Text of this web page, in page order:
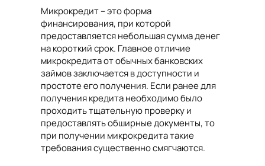
Микрокредит – это форма
финансирования, при которой
предоставляется небольшая сумма денег
на короткий срок. Главное отличие
микрокредита от обычных банковских
займов заключается в доступности и
простоте его получения. Если ранее для
получения кредита необходимо было
проходить тщательную проверку и
предоставлять обширные документы, то
при получении микрокредита такие
требования существенно смягчаются.